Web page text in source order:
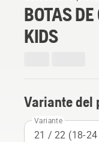
BOTAS
KIDS
Variante del
Variante
21 / 22 (18-